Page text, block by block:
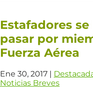
Estafadores se
pasar por
Fuerza Aérea
Ene 30, 2017 |
Noticias Breves